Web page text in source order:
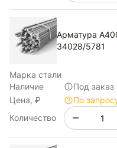
Арматура
34028/5781
Марка стали
Наличие
Под заказ
Цена, ₽
По
Количество